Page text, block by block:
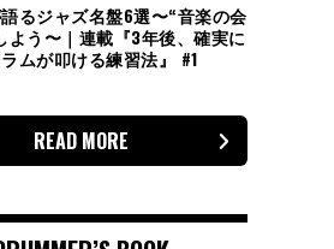
るジャズ名盤6選〜“音楽の会
よう〜｜連載『3年後、確実に
ムが叩ける練習法』 #1
READ MORE